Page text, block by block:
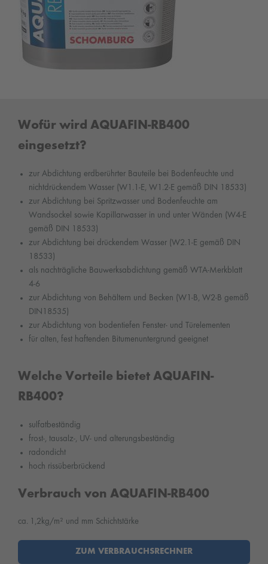
Wofür wird AQUAFIN-RB400
eingesetzt?
zur Abdichtung erdberührter Bauteile bei Bodenfeuchte und
nichtdrückendem Wasser (W1.1-E, W1.2-E gemäß DIN 18533)
zur Abdichtung bei Spritzwasser und Bodenfeuchte am
Wandsockel sowie Kapillarwasser in und unter Wänden (W4-E
gemäß DIN 18533)
zur Abdichtung bei drückendem Wasser (W2.1-E gemäß DIN
18533)
als nachträgliche Bauwerksabdichtung gemäß WTA-Merkblatt
4-6
zur Abdichtung von Behältern und Becken (W1-B, W2-B gemäß
DIN18535)
zur Abdichtung von bodentiefen Fenster- und Türelementen
für alten, fest haftenden Bitumenuntergrund geeignet
Welche Vorteile bietet AQUAFIN-
RB400?
sulfatbeständig
frost-, tausalz-, UV- und alterungsbeständig
radondicht
hoch rissüberbrückend
Verbrauch von AQUAFIN-RB400
ca. 1,2kg/m² und mm Schichtstärke
ZUM VERBRAUCHSRECHNER